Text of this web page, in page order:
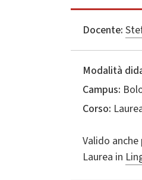
Docente:
Modalità
Campus:
Corso:
Valido anche
Laurea in